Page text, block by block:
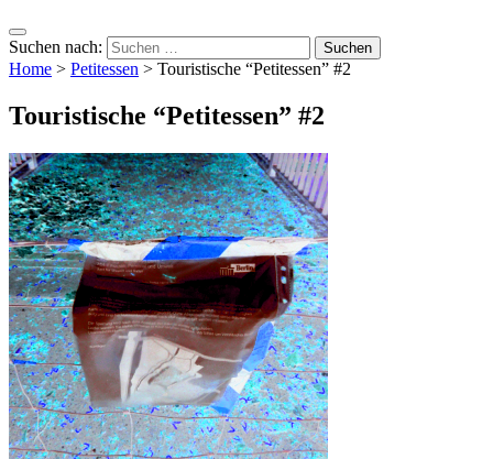
Suchen nach:
Home > Petitessen > Touristische “Petitessen” #2
Touristische “Petitessen” #2